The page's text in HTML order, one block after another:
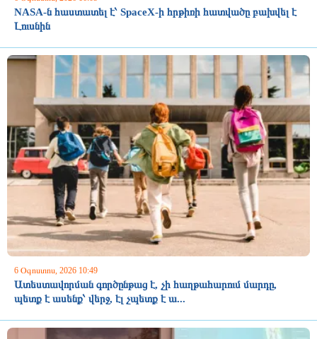
NASA-ն հաստատել է՝ SpaceX-ի հրթիռի հատվածը բախվել է
Լուսնին
6 Օգոստոս, 2026 10:49
Ատեստավորման գործընթաց է, չի հաղթահարում մարդը,
պետք է ասենք՝ վերջ, էլ չպետք է ա...